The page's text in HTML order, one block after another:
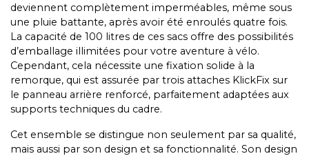
deviennent complètement imperméables, même sous
une pluie battante, après avoir été enroulés quatre fois.
La capacité de 100 litres de ces sacs offre des possibilités
d’emballage illimitées pour votre aventure à vélo.
Cependant, cela nécessite une fixation solide à la
remorque, qui est assurée par trois attaches KlickFix sur
le panneau arrière renforcé, parfaitement adaptées aux
supports techniques du cadre.
Cet ensemble se distingue non seulement par sa qualité,
mais aussi par son design et sa fonctionnalité. Son design